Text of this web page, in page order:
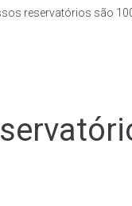
reservatórios são